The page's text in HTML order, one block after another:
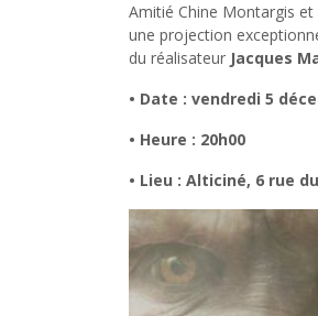
Amitié Chine Montargis et
une projection
du réalisateur Jacques
• Date : vendredi 5
• Heure : 20h00
• Lieu : Alticiné, 6 rue